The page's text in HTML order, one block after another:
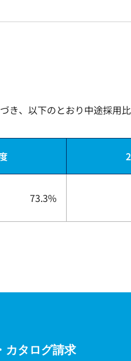
、以下のとおり中途採用比
73.3%
カタログ請求